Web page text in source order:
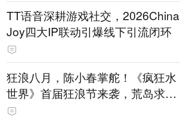
TT语音深耕游戏社交，2026China
Joy四大IP联动引爆线下引流闭环
狂浪八月，陈小春掌舵！《疯狂水
世界》首届狂浪节来袭，荒岛求生
直播即将开启